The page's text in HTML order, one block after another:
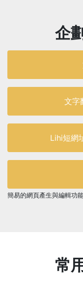
企
文字
Lihi短網
簡易的網頁產生與編輯功
常